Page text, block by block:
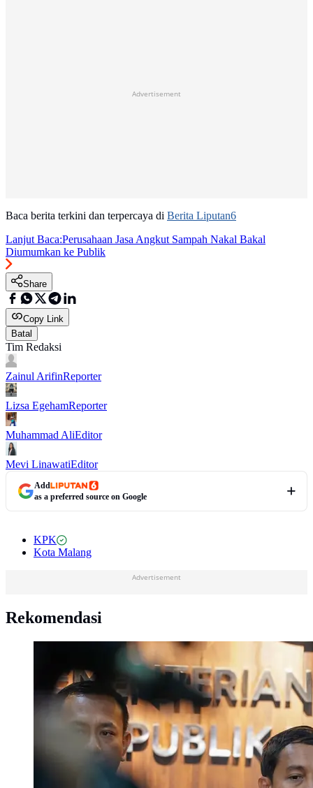
Advertisement
Baca berita terkini dan terpercaya di Berita Liputan6
Lanjut Baca:Perusahaan Jasa Angkut Sampah Nakal Bakal
Diumumkan ke Publik
Share
Copy Link
Batal
Tim Redaksi
Zainul ArifinReporter
Lizsa EgehamReporter
Muhammad AliEditor
Mevi LinawatiEditor
Add
as a preferred source on Google
KPK
Kota Malang
Advertisement
Rekomendasi